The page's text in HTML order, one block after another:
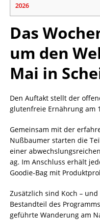
2026
Das
um den
Mai in
Den Auftakt stellt der
glutenfreie Ernährung am
Gemeinsam mit der
Nußbaumer starten die
einer
ag. Im Anschluss erhält
Goodie-Bag mit
Zusätzlich sind Koch –
Bestandteil des
geführte Wanderung am